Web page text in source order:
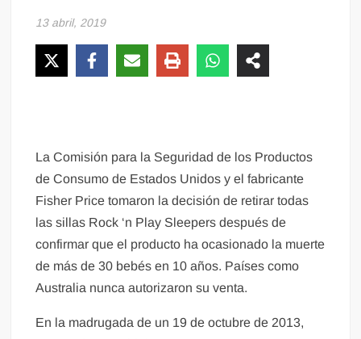
13 abril, 2019
La Comisión para la Seguridad de los Productos
de Consumo de Estados Unidos y el fabricante
Fisher Price tomaron la decisión de retirar todas
las sillas Rock ‘n Play Sleepers después de
confirmar que el producto ha ocasionado la muerte
de más de 30 bebés en 10 años. Países como
Australia nunca autorizaron su venta.
En la madrugada de un 19 de octubre de 2013,